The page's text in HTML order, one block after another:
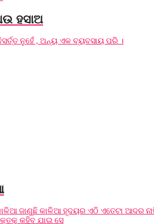
ହସାଅ
ନୁହେଁ , ଅନ୍ୟ ଏକ ବ୍ୟବସାୟ ପରି ।
ଜାଣୁଛି କାଳିଆ ହୃଦୟର ଏଠି ଏତେଟା ଆଦର
କହିବ ଯାଇ ସେ